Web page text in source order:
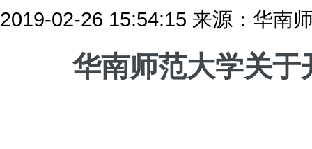
2019-02-26 15:54:15 来源：华南
华南师范大学关